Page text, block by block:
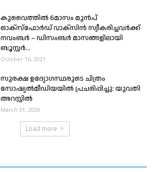
കുവൈത്തിൽ 6മാസം മുൻപ്
ഓക്സ്ഫോർഡ് വാക്സിൻ സ്വീകരിച്ചവർക്ക്
നവംബർ – ഡിസംബർ മാസങ്ങളിലായി
ബൂസ്റ്റർ...
October 16, 2021
സുരക്ഷ ഉദ്യോഗസ്ഥരുടെ ചിത്രം
സോഷ്യൽമീഡിയയിൽ പ്രചരിപ്പിച്ചു: യുവതി
അറസ്റ്റിൽ
March 31, 2020
Load more